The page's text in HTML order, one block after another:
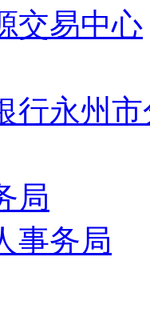
交易中心
行永州
局
事务局